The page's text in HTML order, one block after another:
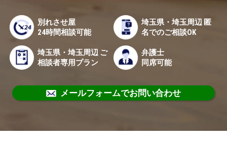
別れさせ屋
24時間相談可能
埼玉県・埼玉周辺 匿
名でのご相談OK
埼玉県・埼玉周辺 ご
相談者専用プラン
弁護士
同席可能
メールフォームでお問い合わせ